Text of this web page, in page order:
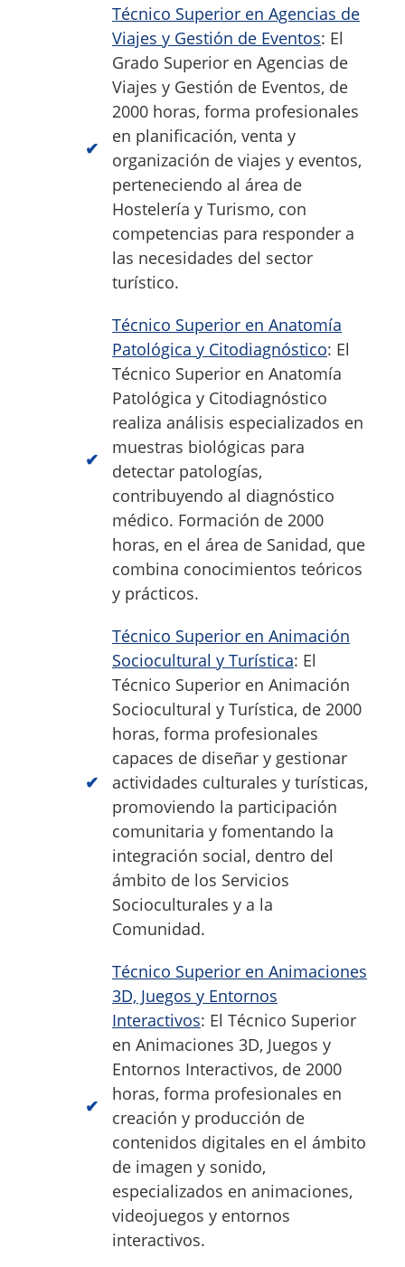
Técnico Superior en Agencias de
Viajes y Gestión de Eventos: El
Grado Superior en Agencias de
Viajes y Gestión de Eventos, de
2000 horas, forma profesionales
en planificación, venta y
organización de viajes y eventos,
perteneciendo al área de
Hostelería y Turismo, con
competencias para responder a
las necesidades del sector
turístico.
Técnico Superior en Anatomía
Patológica y Citodiagnóstico: El
Técnico Superior en Anatomía
Patológica y Citodiagnóstico
realiza análisis especializados en
muestras biológicas para
detectar patologías,
contribuyendo al diagnóstico
médico. Formación de 2000
horas, en el área de Sanidad, que
combina conocimientos teóricos
y prácticos.
Técnico Superior en Animación
Sociocultural y Turística: El
Técnico Superior en Animación
Sociocultural y Turística, de 2000
horas, forma profesionales
capaces de diseñar y gestionar
actividades culturales y turísticas,
promoviendo la participación
comunitaria y fomentando la
integración social, dentro del
ámbito de los Servicios
Socioculturales y a la
Comunidad.
Técnico Superior en Animaciones
3D, Juegos y Entornos
Interactivos: El Técnico Superior
en Animaciones 3D, Juegos y
Entornos Interactivos, de 2000
horas, forma profesionales en
creación y producción de
contenidos digitales en el ámbito
de imagen y sonido,
especializados en animaciones,
videojuegos y entornos
interactivos.